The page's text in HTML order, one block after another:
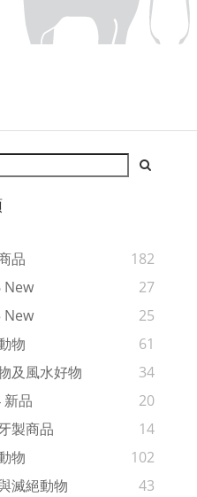
品
182
New
27
New
25
物
61
及風水好物
34
新品
20
製商品
14
物
102
滅絕動物
43